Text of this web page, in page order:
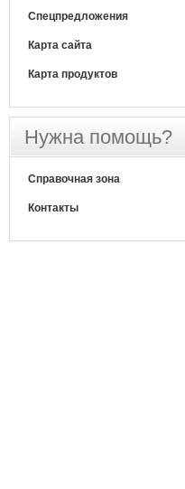
Спецпредложения
Карта сайта
Карта продуктов
Нужна помощь?
Справочная зона
Контакты